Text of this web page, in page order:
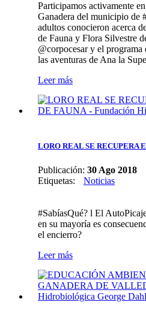
Participamos activamente
Ganadera del municipio de
adultos conocieron acerca
de Fauna y Flora Silvestre
@corpocesar y el
las aventuras de Ana la
Leer más
LORO REAL SE RECUPERA
Publicación: 30 Ago 2018
Etiquetas: Noticias
#SabíasQué? l El
en su mayoría es
el encierro?
Leer más